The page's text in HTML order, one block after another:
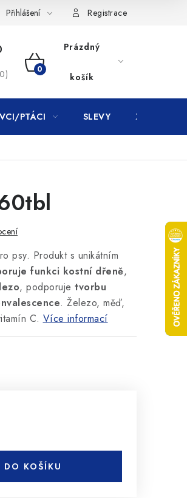
Přihlášení Registrace
NÁKUPNÍ
KOŠÍK
Prázdný
košík
PTÁCI SLEVY ZNAČKY
psy. Produkt s unikátním
funkci kostní dřeně,
, podporuje tvorbu
. Železo, měď,
C. Více informací
DO KOŠÍKU